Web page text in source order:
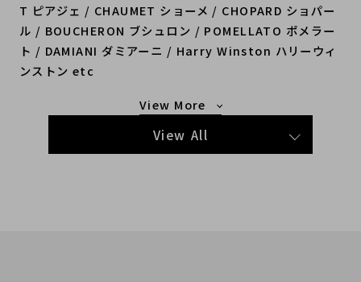
T ピアジェ / CHAUMET ショーメ / CHOPARD ショパー
ル / BOUCHERON ブシュロン / POMELLATO ポメラー
ト / DAMIANI ダミアーニ / Harry Winston ハリーウィ
ンストン etc
もっと見る
View All